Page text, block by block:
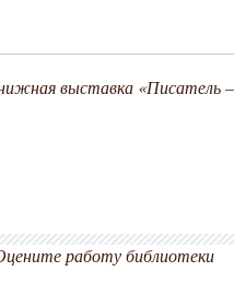
выставка «Писатель
работу библиотеки